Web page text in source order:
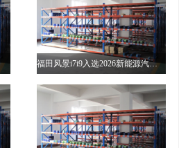
福田风景i7i9入选2026新能源汽车下乡目录物流、客运、摆摊全拿捏